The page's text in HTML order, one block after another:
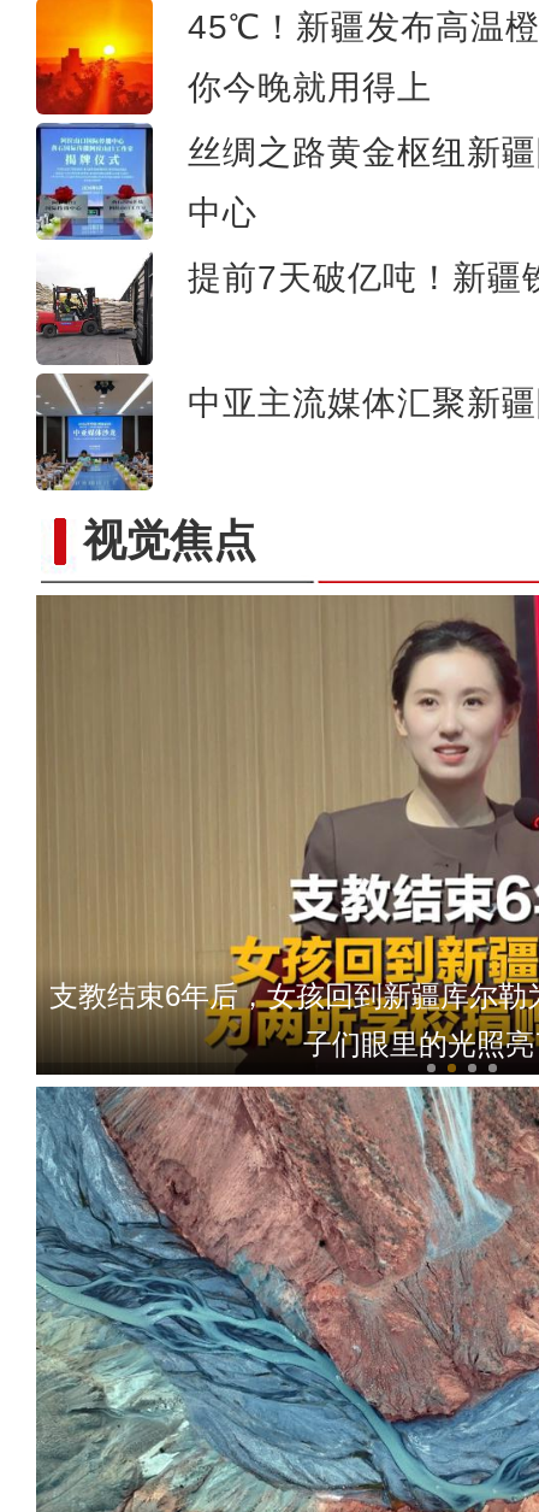
45℃！新疆发布高温
你今晚就用得上
丝绸之路黄金枢纽新
中心
提前7天破亿吨！新疆
中亚主流媒体汇聚新
视觉焦点
突尼斯青年：新疆是一个可
太好听！新疆导游迪丽的真
支教结束6年后，女孩回到新疆库尔
子们眼里的光照